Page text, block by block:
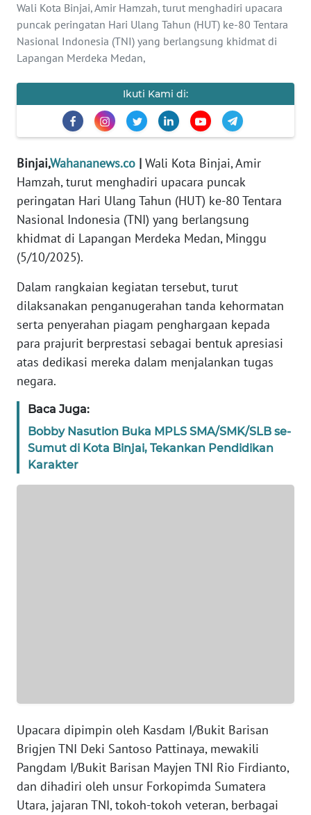
Wali Kota Binjai, Amir Hamzah, turut menghadiri upacara
puncak peringatan Hari Ulang Tahun (HUT) ke-80 Tentara
Nasional Indonesia (TNI) yang berlangsung khidmat di
Lapangan Merdeka Medan,
Ikuti Kami di:
Binjai,Wahananews.co | Wali Kota Binjai, Amir
Hamzah, turut menghadiri upacara puncak
peringatan Hari Ulang Tahun (HUT) ke-80 Tentara
Nasional Indonesia (TNI) yang berlangsung
khidmat di Lapangan Merdeka Medan, Minggu
(5/10/2025).
Dalam rangkaian kegiatan tersebut, turut
dilaksanakan penganugerahan tanda kehormatan
serta penyerahan piagam penghargaan kepada
para prajurit berprestasi sebagai bentuk apresiasi
atas dedikasi mereka dalam menjalankan tugas
negara.
Baca Juga:
Bobby Nasution Buka MPLS SMA/SMK/SLB se-
Sumut di Kota Binjai, Tekankan Pendidikan
Karakter
Upacara dipimpin oleh Kasdam I/Bukit Barisan
Brigjen TNI Deki Santoso Pattinaya, mewakili
Pangdam I/Bukit Barisan Mayjen TNI Rio Firdianto,
dan dihadiri oleh unsur Forkopimda Sumatera
Utara, jajaran TNI, tokoh-tokoh veteran, berbagai
PEDOMAN
MEDIA
REDAKSI
DISCLAIMER
Wahana
News
Regional
WN
WN
JAKARTA
WN
JABAR
WN
BANTEN
WN
WN
SERAMBI
WN
JAMBI